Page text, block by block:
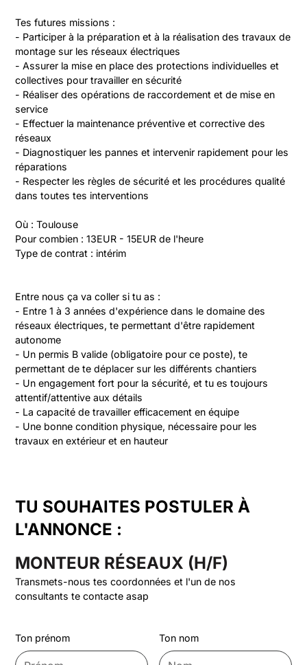
Tes futures missions :
- Participer à la préparation et à la réalisation des travaux de
montage sur les réseaux électriques
- Assurer la mise en place des protections individuelles et
collectives pour travailler en sécurité
- Réaliser des opérations de raccordement et de mise en
service
- Effectuer la maintenance préventive et corrective des
réseaux
- Diagnostiquer les pannes et intervenir rapidement pour les
réparations
- Respecter les règles de sécurité et les procédures qualité
dans toutes tes interventions
Où : Toulouse
Pour combien : 13EUR - 15EUR de l'heure
Type de contrat : intérim
Entre nous ça va coller si tu as :
- Entre 1 à 3 années d'expérience dans le domaine des
réseaux électriques, te permettant d'être rapidement
autonome
- Un permis B valide (obligatoire pour ce poste), te
permettant de te déplacer sur les différents chantiers
- Un engagement fort pour la sécurité, et tu es toujours
attentif/attentive aux détails
- La capacité de travailler efficacement en équipe
- Une bonne condition physique, nécessaire pour les
travaux en extérieur et en hauteur
TU SOUHAITES POSTULER À
L'ANNONCE :
MONTEUR RÉSEAUX (H/F)
Transmets-nous tes coordonnées et l'un de nos
consultants te contacte asap
Ton prénom Ton nom